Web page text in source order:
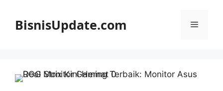
BisnisUpdate.com Menu